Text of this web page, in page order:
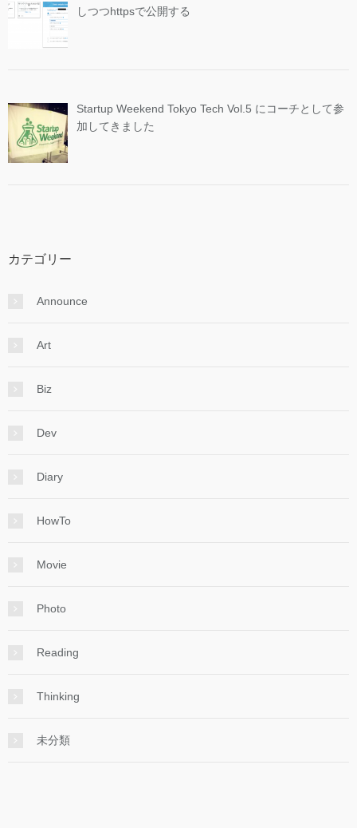
しつつhttpsで公開する
Startup Weekend Tokyo Tech Vol.5 にコーチとして参
加してきました
カテゴリー
Announce
Art
Biz
Dev
Diary
HowTo
Movie
Photo
Reading
Thinking
未分類